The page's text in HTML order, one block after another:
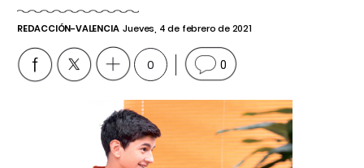
REDACCIÓN-VALENCIA Jueves, 4 de febrero de 2021
0 0